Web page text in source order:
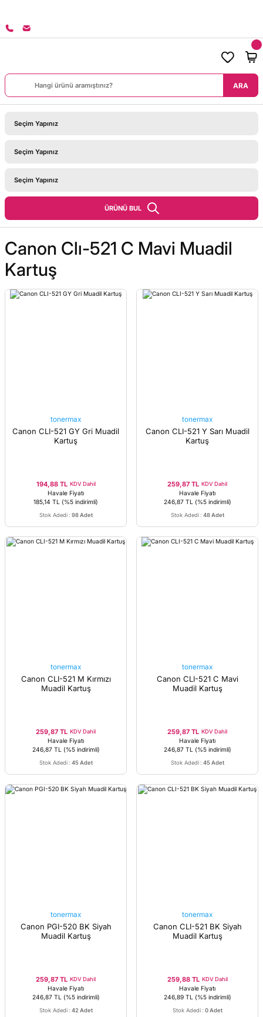
ARA
ÜRÜNÜ BUL
Canon Clı-521 C Mavi Muadil
Kartuş
tonermax
Canon CLI-521 GY Gri Muadil
Kartuş
194,88 TL KDV Dahil
Havale Fiyatı
185,14 TL (%5 indirimli)
Stok Adedi : 98 Adet
tonermax
Canon CLI-521 Y Sarı Muadil
Kartuş
259,87 TL KDV Dahil
Havale Fiyatı
246,87 TL
(%5 indirimli)
Stok Adedi : 48 Adet
tonermax
Canon CLI-521 M Kırmızı
Muadil Kartuş
259,87 TL KDV Dahil
Havale Fiyatı
246,87 TL
(%5 indirimli)
Stok Adedi : 45 Adet
tonermax
Canon CLI-521 C Mavi
Muadil Kartuş
259,87 TL KDV Dahil
Havale Fiyatı
246,87 TL
(%5 indirimli)
Stok Adedi : 45 Adet
tonermax
Canon PGI-520 BK Siyah
Muadil Kartuş
259,87 TL KDV Dahil
Havale Fiyatı
246,87 TL
(%5 indirimli)
Stok Adedi : 42 Adet
tonermax
Canon CLI-521 BK Siyah
Muadil Kartuş
259,88 TL KDV Dahil
Havale Fiyatı
246,89 TL
(%5 indirimli)
Stok Adedi : 0 Adet